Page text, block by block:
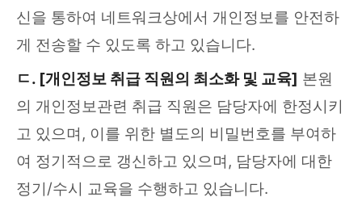
신을 통하여 네트워크상에서 개인정보를 안전하
게 전송할 수 있도록 하고 있습니다.
ㄷ. [개인정보 취급 직원의 최소화 및 교육] 본원
의 개인정보관련 취급 직원은 담당자에 한정시키
고 있으며, 이를 위한 별도의 비밀번호를 부여하
여 정기적으로 갱신하고 있으며, 담당자에 대한
정기/수시 교육을 수행하고 있습니다.